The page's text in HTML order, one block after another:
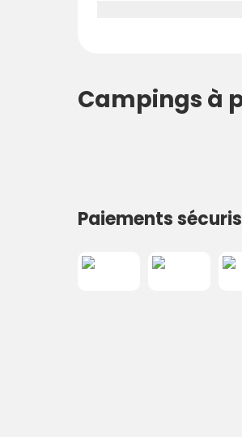
yhdessä. Jos
Campings à
Paiements